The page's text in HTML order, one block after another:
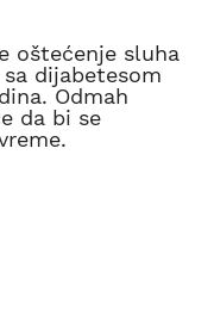
oštećenje sluha
dijabetesom
Odmah
da bi se